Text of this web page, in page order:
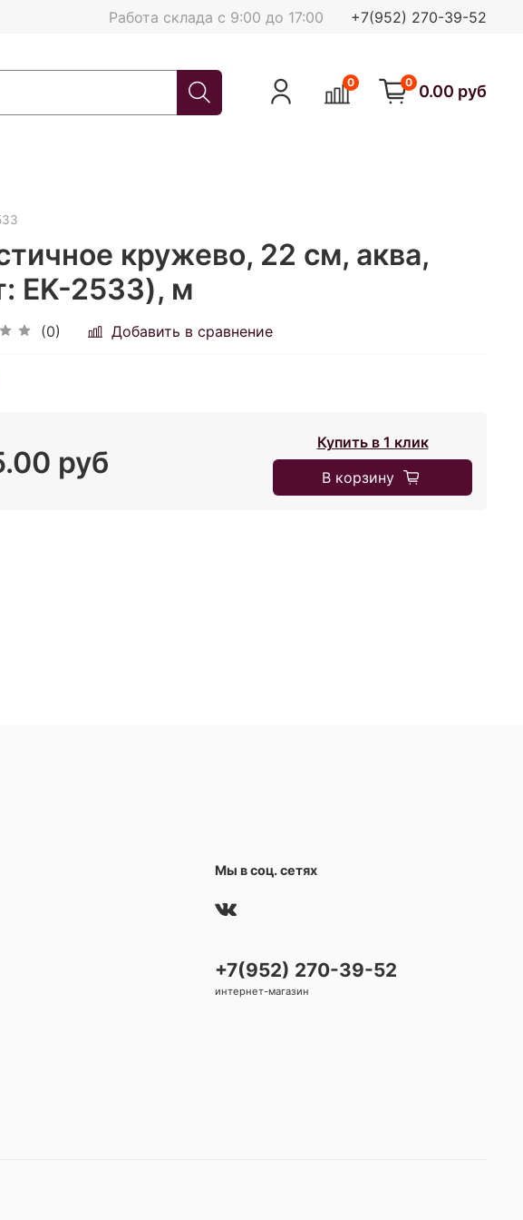
Работа склада с 9:00 до 17:00 +7(952) 270-39-52
0 0 0.00 руб
кружево, 22 см, аква,
EK-2533), м
(0) Добавить в сравнение
руб
Купить в 1 клик
В корзину
Мы в соц. сетях
+7(952) 270-39-52
интернет-магазин